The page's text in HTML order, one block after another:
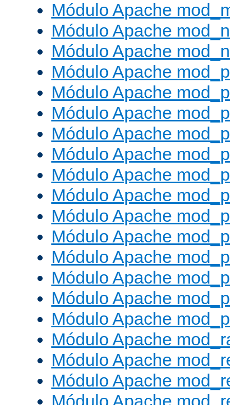
Módulo Apache
Módulo Apache
Módulo Apache
Módulo Apache
Módulo Apache
Módulo Apache
Módulo Apache
Módulo Apache
Módulo Apache
Módulo Apache
Módulo Apache
Módulo Apache
Módulo Apache
Módulo Apache
Módulo Apache
Módulo Apache
Módulo Apache
Módulo Apache
Módulo Apache
Módulo Apache